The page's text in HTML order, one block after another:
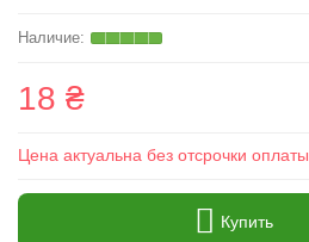
18 ₴
Цена актуальна без отсрочки оплаты
Купить